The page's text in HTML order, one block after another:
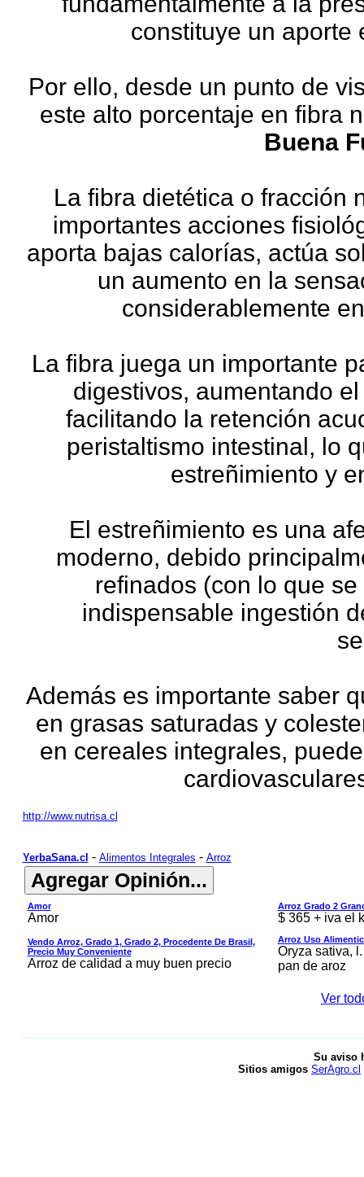
constituye un aporte
Por ello, desde un punto de
este alto porcentaje en fibra
Buena
La fibra dietética o fracción
importantes acciones
aporta bajas calorías, actúa
un aumento en la
considerablemente
La fibra juega un importante
digestivos, aumentando
facilitando la retención
peristaltismo intestinal, lo
estreñimiento y
El estreñimiento es una
moderno, debido
refinados (con lo que
indispensable ingestión
Además es importante saber
en grasas saturadas y
en cereales integrales,
http://www.nutrisa.cl
YerbaSana.cl - Alimentos Integrales - Arroz
Amor
Amor
Arroz Grado 2
$ 365 + iva el
Vendo Arroz, Grado 1, Grado 2, Procedente De Brasil,
Precio Muy Conveniente
Arroz de calidad a muy buen precio
Arroz Uso
Oryza sativa,
pan de aroz
Ver
Su aviso
Sitios amigos SerAgro.cl